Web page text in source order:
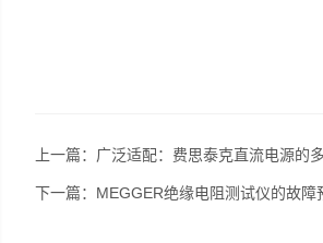
上一篇： 广泛适配：费思泰克直流电源的
下一篇： MEGGER绝缘电阻测试仪的故障预防：保障电